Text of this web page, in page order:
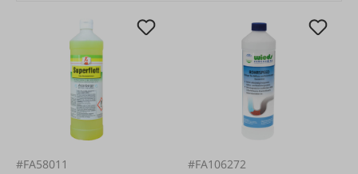
#FA58011 #FA106272